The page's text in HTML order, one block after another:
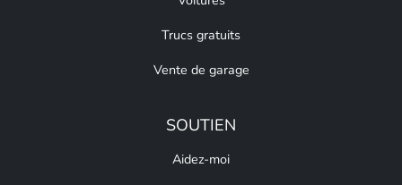
Trucs gratuits
Vente de garage
SOUTIEN
Aidez-moi